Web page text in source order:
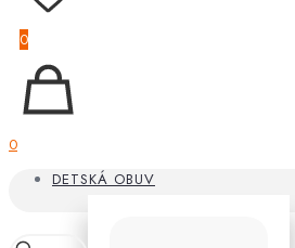
0
0
DETSKÁ OBUV